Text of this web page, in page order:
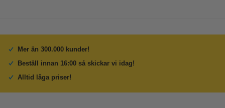
Mer än 300.000 kunder!
Beställ innan 16:00 så skickar vi idag!
Alltid låga priser!